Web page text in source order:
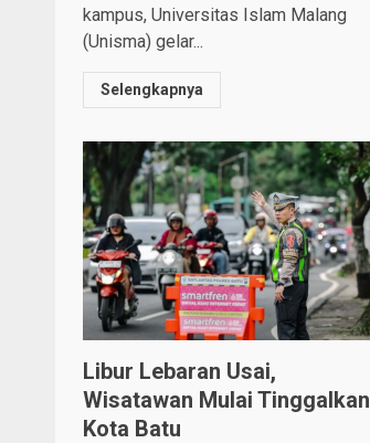
kampus, Universitas Islam Malang
(Unisma) gelar...
Selengkapnya
Libur Lebaran Usai,
Wisatawan Mulai Tinggalkan
Kota Batu